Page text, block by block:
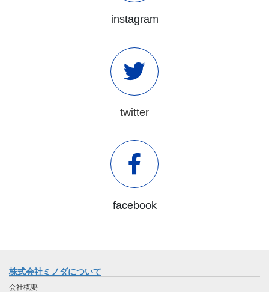
instagram
twitter
facebook
株式会社ミノダについて
会社概要